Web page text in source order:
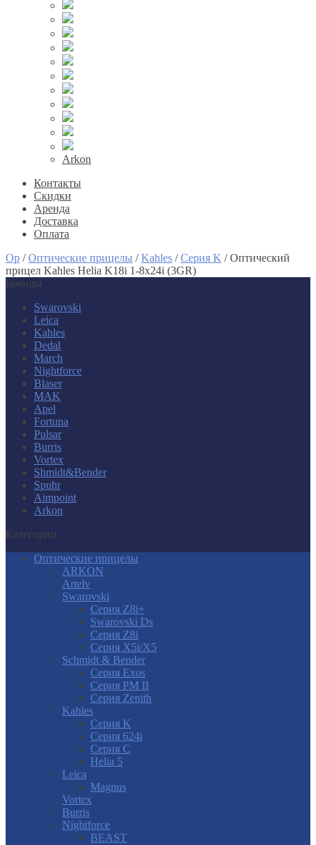
Arkon
Контакты
Скидки
Аренда
Доставка
Оплата
Op /Оптические прицелы /Kahles /Серия K /Оптический
прицел Kahles Helia K18i 1-8x24i (3GR)
Бренды
Swarovski
Leica
Kahles
Dedal
March
Nightforce
Blaser
MAK
Apel
Fortuna
Pulsar
Burris
Vortex
Shmidt&Bender
Spuhr
Aimpoint
Arkon
Категории
Оптические прицелы
ARKON
Artelv
Swarovski
Серия Z8i+
Swarovski Ds
Серия Z8i
Серия X5i/X5
Schmidt & Bender
Серия Exos
Серия PM II
Cерия Zenith
Kahles
Серия K
Серия 624i
Серия С
Helia 5
Leica
Magnus
Vortex
Burris
Nightforce
BEAST